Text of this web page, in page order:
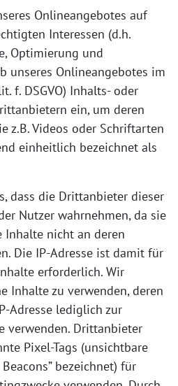
Onlineangebotes auf
Interessen (d.h.
Optimierung und
unseres Onlineangebotes im
f. DSGVO) Inhalts- oder
ein, um deren
z.B. Videos oder Schriftarten
einheitlich bezeichnet als
dass die Drittanbieter dieser
Nutzer wahrnehmen, da sie
Inhalte nicht an deren
Die IP-Adresse ist damit für
erforderlich. Wir
Inhalte zu verwenden, deren
Adresse lediglich zur
verwenden. Drittanbieter
Pixel-Tags (unsichtbare
bezeichnet) für